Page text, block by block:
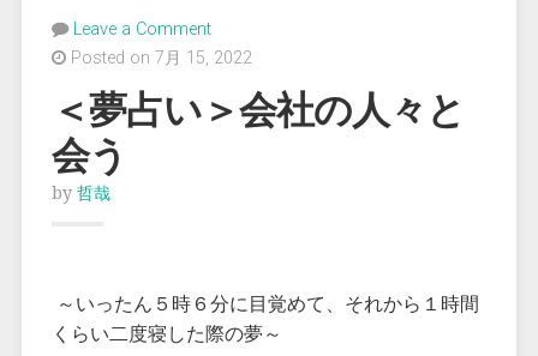
Leave a Comment
Posted on 7月 15, 2022
＜夢占い＞会社の人々と
会う
by 哲哉
～いったん５時６分に目覚めて、それから１時間
くらい二度寝した際の夢～